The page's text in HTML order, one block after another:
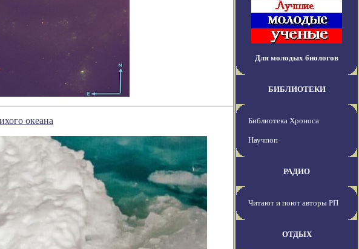
океана
Для молодых биологов
БИБЛИОТЕКИ
Библиотека Хроноса
Научпоп
РАДИО
Читают и поют авторы РП
ОТДЫХ